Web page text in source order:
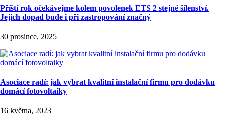
Příští rok očekávejme kolem povolenek ETS 2 stejné šílenství.
Jejich dopad bude i při zastropování značný
30 prosince, 2025
Asociace radí: jak vybrat kvalitní instalační firmu pro dodávku
domácí fotovoltaiky
16 května, 2023